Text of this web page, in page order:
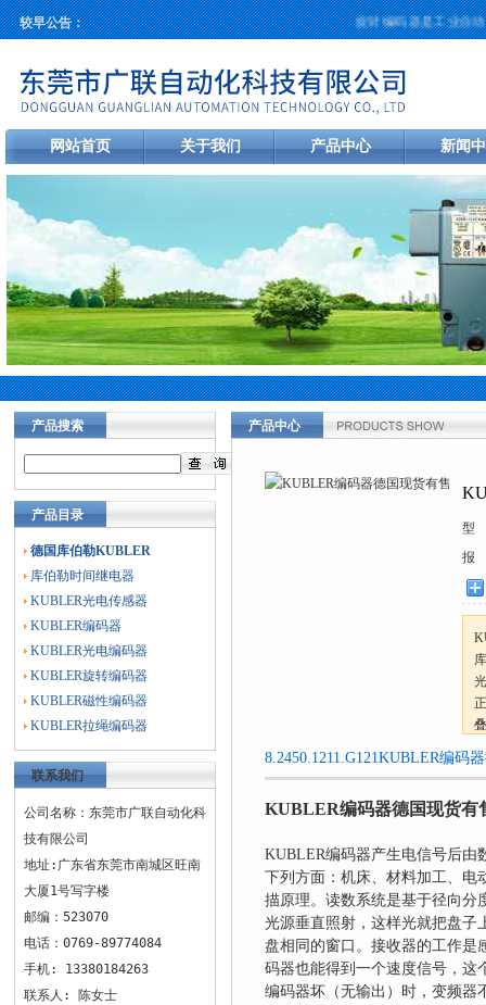
较早公告： 旋转编码器是工业自动
网站首页 关于我们 产品中心 新闻
产品搜索
产品目录
德国库伯勒KUBLER
库伯勒时间继电器
KUBLER光电传感器
KUBLER编码器
KUBLER光电编码器
KUBLER旋转编码器
KUBLER磁性编码器
KUBLER拉绳编码器
联系我们
公司名称：东莞市广联自动化科
技有限公司
地址:广东省东莞市南城区旺南
大厦1号写字楼
邮编：523070
电话：0769-89774084
手机: 13380184263
联系人: 陈女士
产品中心
型
报
8.2450.1211.G121KUBLER编码
KUBLER编码器德国现货有
KUBLER编码器产生电信号后由
下列方面：机床、材料加工、电
描原理。读数系统是基于径向分
光源垂直照射，这样光就把盘子
盘相同的窗口。接收器的工作是
码器也能得到一个速度信号，这
编码器坏（无输出）时，变频器